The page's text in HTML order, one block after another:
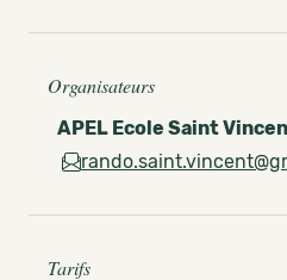
Organisateurs
APEL Ecole Saint
Tarifs